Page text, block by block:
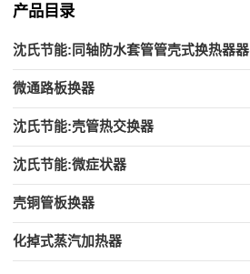
产品目录
沈氏节能:同轴防水套管管壳式换热器器
微通路板换器
沈氏节能:壳管热交换器
沈氏节能:微症状器
壳铜管板换器
化掉式蒸汽加热器